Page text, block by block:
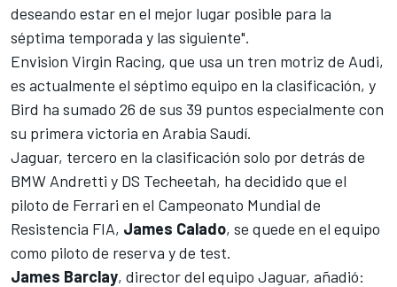
deseando estar en el mejor lugar posible para la
séptima temporada y las siguiente".
Envision Virgin Racing, que usa un tren motriz de Audi,
es actualmente el séptimo equipo en la clasificación, y
Bird ha sumado 26 de sus 39 puntos especialmente con
su primera victoria en Arabia Saudí.
Jaguar, tercero en la clasificación solo por detrás de
BMW Andretti y DS Techeetah, ha decidido que el
piloto de Ferrari en el Campeonato Mundial de
Resistencia FIA, James Calado, se quede en el equipo
como piloto de reserva y de test.
James Barclay, director del equipo Jaguar, añadió: